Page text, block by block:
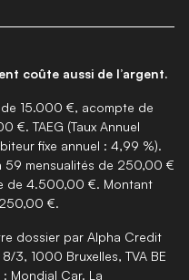
coûte aussi de l’argent.
15.000 €, acompte de
€. TAEG (Taux Annuel
fixe annuel : 4,99 %).
59 mensualités de 250,00 €
de 4.500,00 €. Montant
€.
dossier par Alpha Credit
3, 1000 Bruxelles, TVA BE
Mondial Car. La